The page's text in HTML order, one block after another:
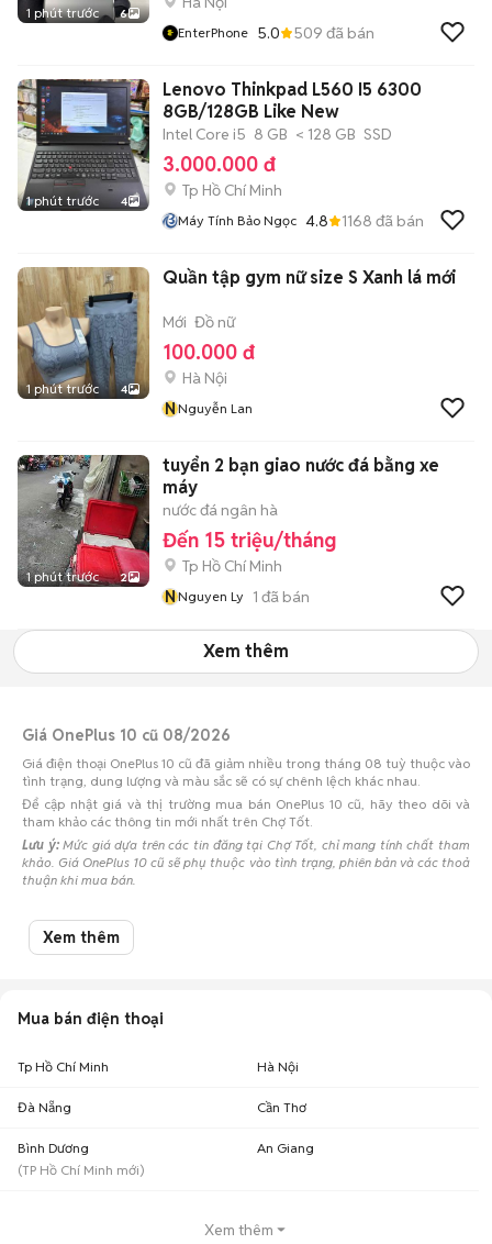
1 phút trước 6
EnterPhone 5.0 509 đã bán
1 phút trước 4
Lenovo Thinkpad L560 I5 6300
8GB/128GB Like New
Intel Core i5 8 GB < 128 GB SSD
3.000.000 đ
Tp Hồ Chí Minh
Máy Tính Bảo Ngọc 4.8 1168 đã bán
1 phút trước 4
Quần tập gym nữ size S Xanh lá mới
Mới Đồ nữ
100.000 đ
Hà Nội
NNguyễn Lan
1 phút trước 2
tuyển 2 bạn giao nước đá bằng xe
máy
nước đá ngân hà
Đến 15 triệu/tháng
Tp Hồ Chí Minh
NNguyen Ly 1 đã bán
Xem thêm
Giá OnePlus 10 cũ 08/2026
Giá điện thoại OnePlus 10 cũ đã giảm nhiều trong tháng 08 tuỳ thuộc vào
tình trạng, dung lượng và màu sắc sẽ có sự chênh lệch khác nhau.
Để cập nhật giá và thị trường mua bán OnePlus 10 cũ, hãy theo dõi và
tham khảo các thông tin mới nhất trên Chợ Tốt.
Lưu ý:Mức giá dựa trên các tin đăng tại Chợ Tốt, chỉ mang tính chất tham
khảo. Giá OnePlus 10 cũ sẽ phụ thuộc vào tình trạng, phiên bản và các thoả
thuận khi mua bán.
Mua bán OnePlus 10 cũ
Chợ Tốt có 3 tin đăng bán, mua OnePlus 10 cũ với nhiều khoảng giá giúp
Xem thêm
Mua bán điện thoại
Tp Hồ Chí Minh Hà Nội
Đà Nẵng Cần Thơ
Bình Dương
(TP Hồ Chí Minh mới)
An Giang
Xem thêm